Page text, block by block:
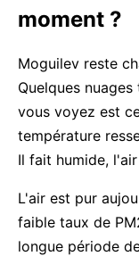
moment ?
Moguilev reste
Quelques
vous voyez est
température
Il fait humide,
L'air est pur
faible taux de
longue période